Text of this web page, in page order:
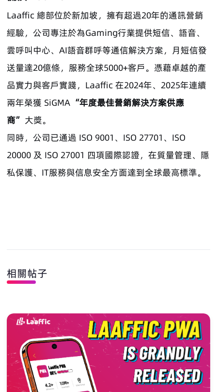
Laaffic 總部位於新加坡，擁有超過20年的通訊營銷
經驗，公司專注於為Gaming行業提供短信、語音、
雲呼叫中心、AI語音群呼等通信解決方案，月短信發
送量達20億條，服務全球5000+客戶。憑藉卓越的產
品實力與客戶實踐，Laaffic 在2024年、2025年連續
兩年榮獲 SiGMA “年度最佳營銷解決方案供應
商” 大獎。
同時，公司已通過 ISO 9001、ISO 27701、ISO
20000 及 ISO 27001 四項國際認證，在質量管理、隱
私保護、IT服務與信息安全方面達到全球最高標準。
相關帖子